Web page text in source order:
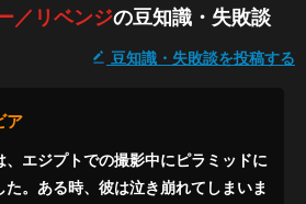
／リベンジの豆知識・失敗談
豆知識・失敗談を投稿する
ア
、エジプトでの撮影中にピラミッドに
。ある時、彼は泣き崩れてしまいま